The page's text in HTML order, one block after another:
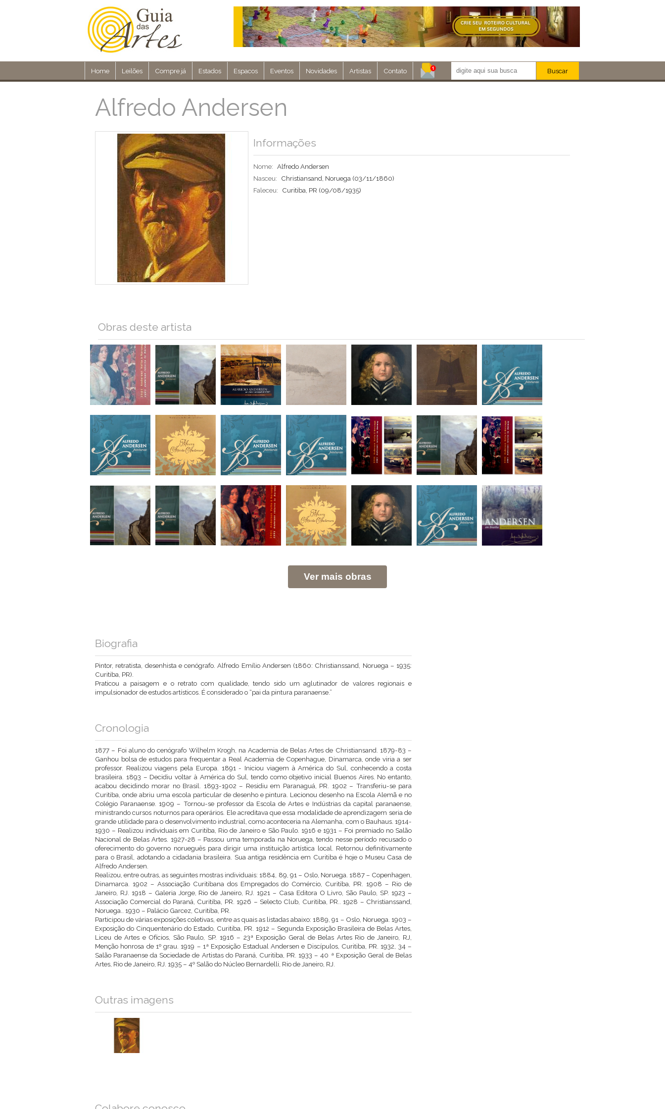
Home Leilões Compre já Estados Espacos Eventos Novidades Artistas Contato Buscar
Alfredo Andersen
Informações
Nome: Alfredo Andersen
Nasceu:
Christiansand, Noruega (03/11/1860)
Faleceu:
Curitiba, PR (09/08/1935)
Obras deste artista
Ver mais obras
Biografia
Pintor, retratista, desenhista e cenógrafo. Alfredo Emílio Andersen (1860: Christianssand, Noruega – 1935:
Curitiba, PR).
Praticou a paisagem e o retrato com qualidade, tendo sido um aglutinador de valores regionais e
impulsionador de estudos artísticos. É considerado o “pai da pintura paranaense.”
Cronologia
1877 – Foi aluno do cenógrafo Wilhelm Krogh, na Academia de Belas Artes de Christiansand. 1879-83 –
Ganhou bolsa de estudos para frequentar a Real Academia de Copenhague, Dinamarca, onde viria a ser
professor. Realizou viagens pela Europa. 1891 - Iniciou viagem à América do Sul, conhecendo a costa
brasileira. 1893 – Decidiu voltar à América do Sul, tendo como objetivo inicial Buenos Aires. No entanto,
acabou decidindo morar no Brasil. 1893-1902 – Residiu em Paranaguá, PR. 1902 – Transferiu-se para
Curitiba, onde abriu uma escola particular de desenho e pintura. Lecionou desenho na Escola Alemã e no
Colégio Paranaense. 1909 – Tornou-se professor da Escola de Artes e Indústrias da capital paranaense,
ministrando cursos noturnos para operários. Ele acreditava que essa modalidade de aprendizagem seria de
grande utilidade para o desenvolvimento industrial, como aconteceria na Alemanha, com o Bauhaus. 1914-
1930 – Realizou individuais em Curitiba, Rio de Janeiro e São Paulo. 1916 e 1931 – Foi premiado no Salão
Nacional de Belas Artes. 1927-28 – Passou uma temporada na Noruega, tendo nesse período recusado o
oferecimento do governo norueguês para dirigir uma instituição artística local. Retornou definitivamente
para o Brasil, adotando a cidadania brasileira. Sua antiga residência em Curitiba é hoje o Museu Casa de
Alfredo Andersen.
Realizou, entre outras, as seguintes mostras individuais: 1884, 89, 91 – Oslo, Noruega. 1887 – Copenhagen,
Dinamarca. 1902 – Associação Curitibana dos Empregados do Comércio, Curitiba, PR. 1908 – Rio de
Janeiro, RJ. 1918 – Galeria Jorge, Rio de Janeiro, RJ. 1921 – Casa Editora O Livro, São Paulo, SP. 1923 –
Associação Comercial do Paraná, Curitiba, PR. 1926 – Selecto Club, Curitiba, PR.. 1928 – Christianssand,
Noruega.. 1930 – Palácio Garcez, Curitiba, PR.
Participou de várias exposições coletivas, entre as quais as listadas abaixo: 1889, 91 – Oslo, Noruega. 1903 –
Exposição do Cinquentenário do Estado, Curitiba, PR. 1912 – Segunda Exposição Brasileira de Belas Artes,
Liceu de Artes e Ofícios, São Paulo, SP. 1916 – 23ª Exposição Geral de Belas Artes Rio de Janeiro, RJ,
Menção honrosa de 1º grau. 1919 – 1ª Exposição Estadual Andersen e Discípulos, Curitiba, PR. 1932, 34 –
Salão Paranaense da Sociedade de Artistas do Paraná, Curitiba, PR. 1933 – 40 ª Exposição Geral de Belas
Artes, Rio de Janeiro, RJ. 1935 – 4º Salão do Núcleo Bernardelli, Rio de Janeiro, RJ.
Outras imagens